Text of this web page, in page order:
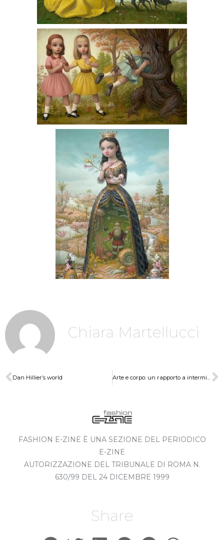
Chiara Martellucci
Dan Hillier’s world
FASHION E-ZINE È UNA SEZIONE DEL PERIODICO
E-ZINE
AUTORIZZAZIONE DEL TRIBUNALE DI ROMA N.
630/99 DEL 24 DICEMBRE 1999
Share